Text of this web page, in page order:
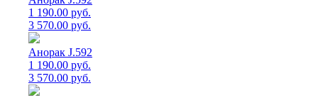
1 190.00 руб.
3 570.00 руб.
Анорак J.592
1 190.00 руб.
3 570.00 руб.